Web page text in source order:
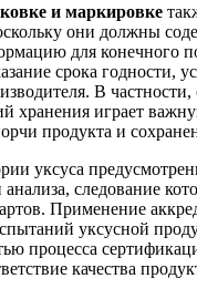
и маркировке
они должны
для конечного
срока годности,
В
хранения играет
продукта и
уксуса
следование
Применение
уксусной
процесса
качества